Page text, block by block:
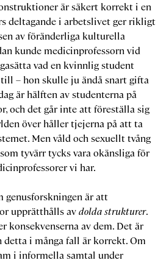
är säkert korrekt i en
deltagande i arbetslivet ger rikligt
av föränderliga kulturella
kunde medicinprofessorn vid
vad en kvinnlig student
– hon skulle ju ändå snart gifta
är hälften av studenterna på
och det går inte att föreställa sig
över håller tjejerna på att ta
Men våld och sexuellt tvång
tyvärr tycks vara okänsliga för
vi har.
genusforskningen är att
upprätthålls avdolda strukturer.
konsekvenserna av dem. Det är
detta i många fall är korrekt. Om
i informella samtal under